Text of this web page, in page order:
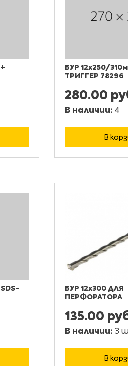
БУР 12х250/
ТРИГГЕР 78296
280.00
В наличии: 4
В
БУР 12х300 ДЛЯ
ПЕРФОРАТОРА
135.00
В наличии: 3
В